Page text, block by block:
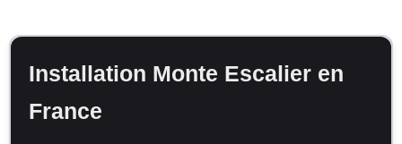
Installation Monte Escalier en
France